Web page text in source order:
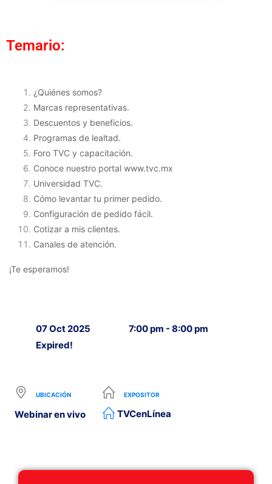
Temario:
¿Quiénes somos?
Marcas representativas.
Descuentos y beneficios.
Programas de lealtad.
Foro TVC y capacitación.
Conoce nuestro portal www.tvc.mx
Universidad TVC.
Cómo levantar tu primer pedido.
Configuración de pedido fácil.
Cotizar a mis clientes.
Canales de atención.
¡Te esperamos!
07 Oct 2025
Expired!
7:00 pm - 8:00 pm
UBICACIÓN
Webinar en vivo
EXPOSITOR
TVCenLínea